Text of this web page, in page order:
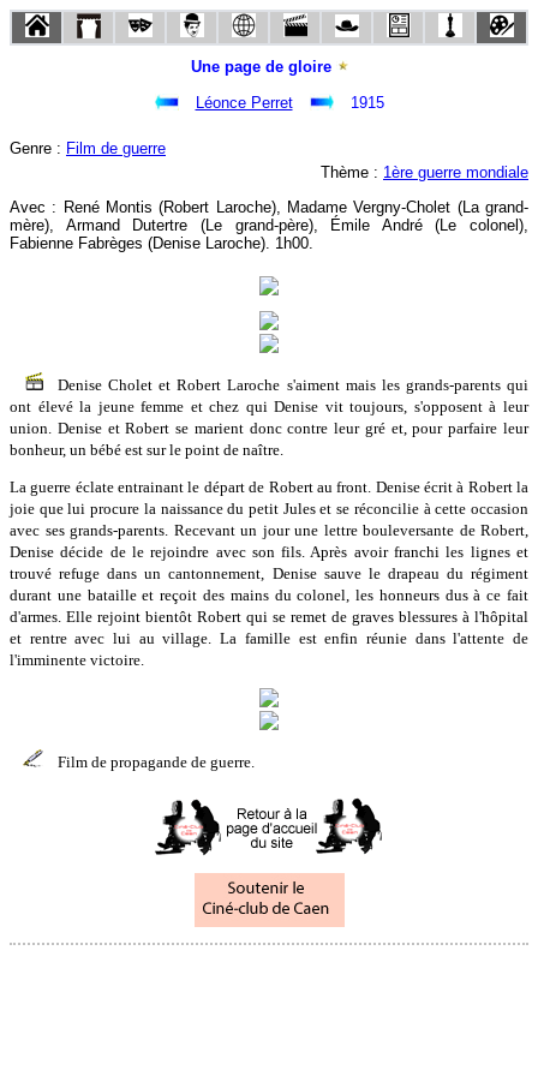
Une page de gloire
Léonce Perret
1915
Genre : Film de guerre
Thème : 1ère guerre mondiale
Avec : René Montis (Robert Laroche), Madame Vergny-Cholet (La grand-
mère), Armand Dutertre (Le grand-père), Émile André (Le colonel),
Fabienne Fabrèges (Denise Laroche). 1h00.
Denise Cholet et Robert Laroche s'aiment mais les grands-parents qui
ont élevé la jeune femme et chez qui Denise vit toujours, s'opposent à leur
union. Denise et Robert se marient donc contre leur gré et, pour parfaire leur
bonheur, un bébé est sur le point de naître.
La guerre éclate entrainant le départ de Robert au front. Denise écrit à Robert la
joie que lui procure la naissance du petit Jules et se réconcilie à cette occasion
avec ses grands-parents. Recevant un jour une lettre bouleversante de Robert,
Denise décide de le rejoindre avec son fils. Après avoir franchi les lignes et
trouvé refuge dans un cantonnement, Denise sauve le drapeau du régiment
durant une bataille et reçoit des mains du colonel, les honneurs dus à ce fait
d'armes. Elle rejoint bientôt Robert qui se remet de graves blessures à l'hôpital
et rentre avec lui au village. La famille est enfin réunie dans l'attente de
l'imminente victoire.
Film de propagande de guerre.